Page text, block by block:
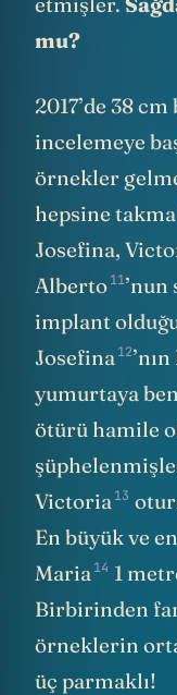
mu?
2017’de 38
incelemeye
örnekler
hepsine
Josefina,
Alberto11’nun
implant
Josefina 12
yumurtaya
ötürü hamile
Victoria 13
En büyük ve
Maria 14 1
Birbirinden
örneklerin
üç parmaklı!